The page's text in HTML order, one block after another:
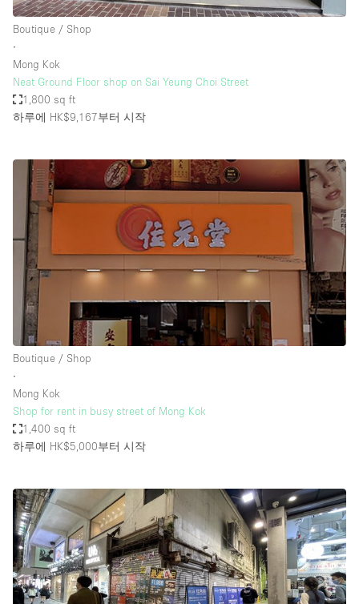
Boutique / Shop
∙
Mong Kok
Neat Ground Floor shop on Sai Yeung Choi Street
1,800 sq ft
하루에 HK$9,167부터 시작
Boutique / Shop
∙
Mong Kok
Shop for rent in busy street of Mong Kok
1,400 sq ft
하루에 HK$5,000부터 시작